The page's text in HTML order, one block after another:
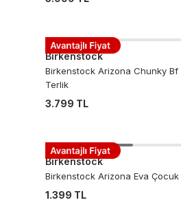
Birkenstock
Birkenstock Arizona Chunky Bf
Terlik
3.799 TL
Birkenstock
Birkenstock Arizona Eva Çocuk
1.399 TL